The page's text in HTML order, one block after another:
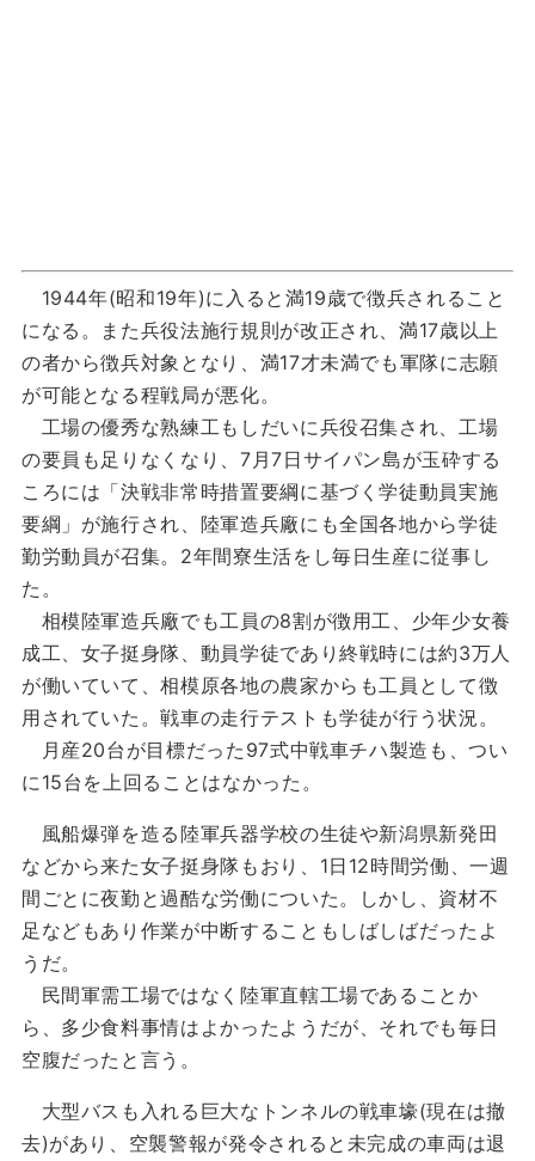
1944年(昭和19年)に入ると満19歳で徴兵されること
になる。また兵役法施行規則が改正され、満17歳以上
の者から徴兵対象となり、満17才未満でも軍隊に志願
が可能となる程戦局が悪化。
工場の優秀な熟練工もしだいに兵役召集され、工場
の要員も足りなくなり、7月7日サイパン島が玉砕する
ころには「決戦非常時措置要綱に基づく学徒動員実施
要綱」が施行され、陸軍造兵廠にも全国各地から学徒
勤労動員が召集。2年間寮生活をし毎日生産に従事し
た。
相模陸軍造兵廠でも工員の8割が徴用工、少年少女養
成工、女子挺身隊、動員学徒であり終戦時には約3万人
が働いていて、相模原各地の農家からも工員として徴
用されていた。戦車の走行テストも学徒が行う状況。
月産20台が目標だった97式中戦車チハ製造も、つい
に15台を上回ることはなかった。
風船爆弾を造る陸軍兵器学校の生徒や新潟県新発田
などから来た女子挺身隊もおり、1日12時間労働、一週
間ごとに夜勤と過酷な労働についた。しかし、資材不
足などもあり作業が中断することもしばしばだったよ
うだ。
民間軍需工場ではなく陸軍直轄工場であることか
ら、多少食料事情はよかったようだが、それでも毎日
空腹だったと言う。
大型バスも入れる巨大なトンネルの戦車壕(現在は撤
去)があり、空襲警報が発令されると未完成の車両は退